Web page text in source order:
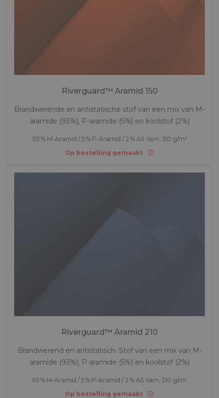
Riverguard™ Aramid 150
Brandwerende en antistatische stof van een mix van M-
aramide (93%), P-aramide (5%) en koolstof (2%)
93 % M-Aramid / 5 % P-Aramid / 2 % AS Yarn, 150 g/m²
Op bestelling gemaakt
Riverguard™ Aramid 210
Brandwerend en antistatisch. Stof van een mix van M-
aramide (93%), P-aramide (5%) en koolstof (2%)
93 % M-Aramid / 5 % P-Aramid / 2 % AS Yarn, 210 g/m²
Op bestelling gemaakt